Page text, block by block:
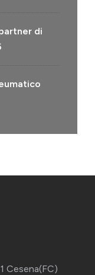
di
Cesena(FC)